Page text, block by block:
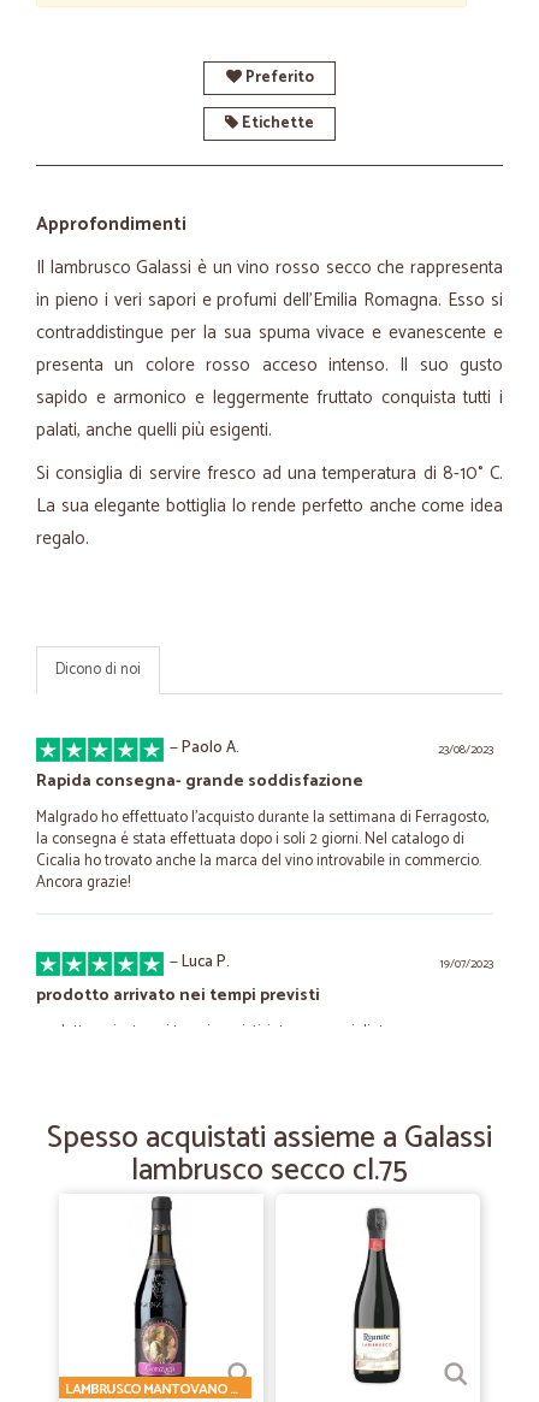
Preferito
Etichette
Approfondimenti
Il lambrusco Galassi è un vino rosso secco che rappresenta
in pieno i veri sapori e profumi dell’Emilia Romagna. Esso si
contraddistingue per la sua spuma vivace e evanescente e
presenta un colore rosso acceso intenso. Il suo gusto
sapido e armonico e leggermente fruttato conquista tutti i
palati, anche quelli più esigenti.
Si consiglia di servire fresco ad una temperatura di 8-10° C.
La sua elegante bottiglia lo rende perfetto anche come idea
regalo.
Dicono di noi
23/08/2023
—Paolo A.
Rapida consegna- grande soddisfazione
Malgrado ho effettuato l'acquisto durante la settimana di Ferragosto,
la consegna é stata effettuata dopo i soli 2 giorni. Nel catalogo di
Cicalia ho trovato anche la marca del vino introvabile in commercio.
Ancora grazie!
19/07/2023
—Luca P.
prodotto arrivato nei tempi previsti
prodotto arrivato nei tempi previsti. integro. consigliato
Sono soddisfatta bravi
Sono soddisfatta bravi
—
Ottimo rivenditore.
Consegne come previsto e merce ben protetta. Un ottimo acquisto.
Spesso acquistati assieme a Galassi
lambrusco secco cl.75
LAMBRUSCO MANTOVANO DOP